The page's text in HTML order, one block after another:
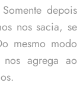
depois
nos sacia, se
mesmo modo
agrega ao